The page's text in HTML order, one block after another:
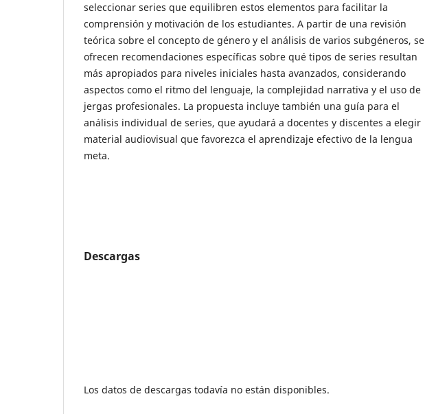
seleccionar series que equilibren estos elementos para facilitar la
comprensión y motivación de los estudiantes. A partir de una revisión
teórica sobre el concepto de género y el análisis de varios subgéneros, se
ofrecen recomendaciones específicas sobre qué tipos de series resultan
más apropiados para niveles iniciales hasta avanzados, considerando
aspectos como el ritmo del lenguaje, la complejidad narrativa y el uso de
jergas profesionales. La propuesta incluye también una guía para el
análisis individual de series, que ayudará a docentes y discentes a elegir
material audiovisual que favorezca el aprendizaje efectivo de la lengua
meta.
Descargas
Los datos de descargas todavía no están disponibles.